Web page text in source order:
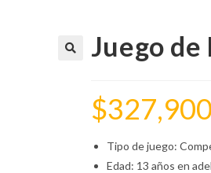
Juego
$327,900
Tipo de juego:
Edad: 13 años en